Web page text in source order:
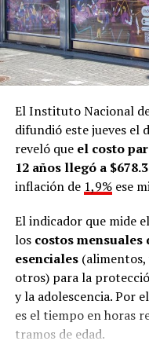
El Instituto Nacional
difundió este jueves el
reveló que el costo
12 años llegó a
inflación de 1,9%ese
El indicador que mide
loscostos mensuales
esenciales(alimentos,
otros) para la
y la adolescencia. Por
es el tiempo en horas
tramos de edad.